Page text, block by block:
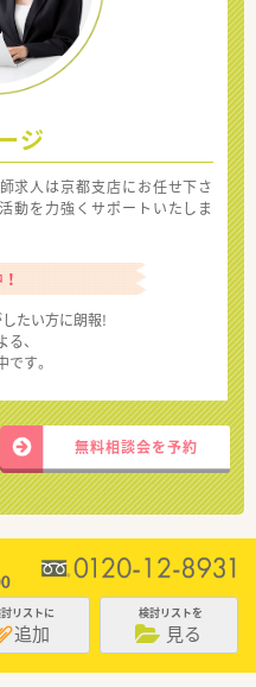
ジ
師求人は京都支店にお任せ下さ
動を力強くサポートいたしま
たい方に朗報!
、
す。
無料相談会を予約
リストに
追加
検討リストを
見る